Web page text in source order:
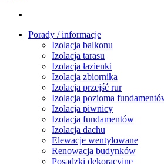
Porady / informacje
Izolacja balkonu
Izolacja tarasu
Izolacja łazienki
Izolacja zbiornika
Izolacja przejść rur
Izolacja pozioma
Izolacja piwnicy
Izolacja fundamentów
Izolacja dachu
Elewacje wentylowane
Renowacja budynków
Posadzki dekoracyjne